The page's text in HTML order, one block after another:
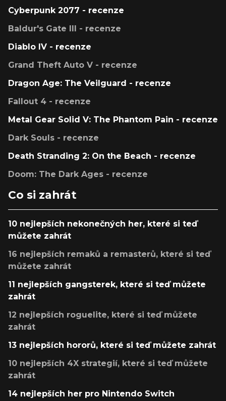
Cyberpunk 2077 - recenze
Baldur's Gate III - recenze
Diablo IV - recenze
Grand Theft Auto V - recenze
Dragon Age: The Veilguard - recenze
Fallout 4 - recenze
Metal Gear Solid V: The Phantom Pain - recenze
Dark Souls - recenze
Death Stranding 2: On the Beach - recenze
Doom: The Dark Ages - recenze
Co si zahrát
10 nejlepších nekonečných her, které si teď
můžete zahrát
16 nejlepších remaků a remasterů, které si teď
můžete zahrát
11 nejlepších gangsterek, které si teď můžete
zahrát
12 nejlepších roguelite, které si teď můžete
zahrát
13 nejlepších hororů, které si teď můžete zahrát
10 nejlepších 4X strategií, které si teď můžete
zahrát
14 nejlepších her pro Nintendo Switch